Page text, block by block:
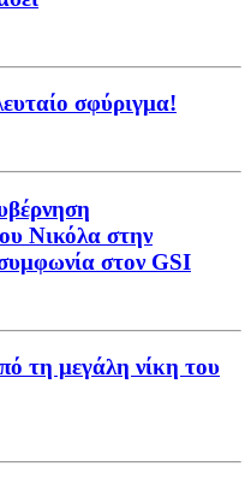
σφύριγμα!
Νικόλα στην
στον GSI
τη μεγάλη νίκη του